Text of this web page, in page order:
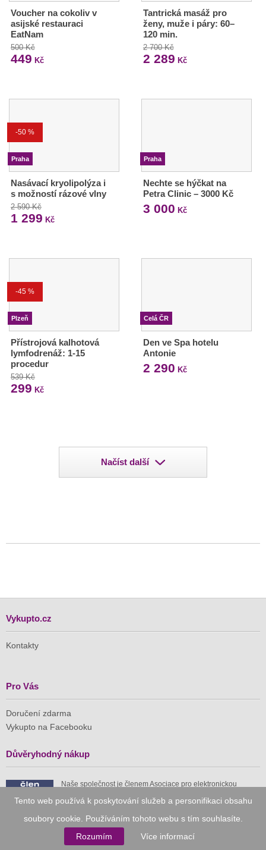
Tento web používá k poskytování služeb a personifikaci obsahu
soubory cookie. Používáním tohoto webu s tím souhlasíte.
Rozumím
Více informací
Voucher na cokoliv v
asijské restauraci
EatNam
500 Kč
449 Kč
Tantrická masáž pro
ženy, muže i páry: 60–
120 min.
2 700 Kč
2 289 Kč
-50 %
Praha
Nasávací kryolipolýza i
s možností rázové vlny
2 590 Kč
1 299 Kč
Praha
Nechte se hýčkat na
Petra Clinic – 3000 Kč
3 000 Kč
-45 %
Plzeň
Přístrojová kalhotová
lymfodrenáž: 1-15
procedur
539 Kč
299 Kč
Celá ČR
Den ve Spa hotelu
Antonie
2 290 Kč
Načíst další
Vykupto.cz
Kontakty
Pro Vás
Doručení zdarma
Vykupto na Facebooku
Důvěryhodný nákup
Naše společnost je členem Asociace pro elektronickou